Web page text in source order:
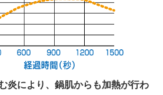
炎により、鍋肌からも加熱が行わ